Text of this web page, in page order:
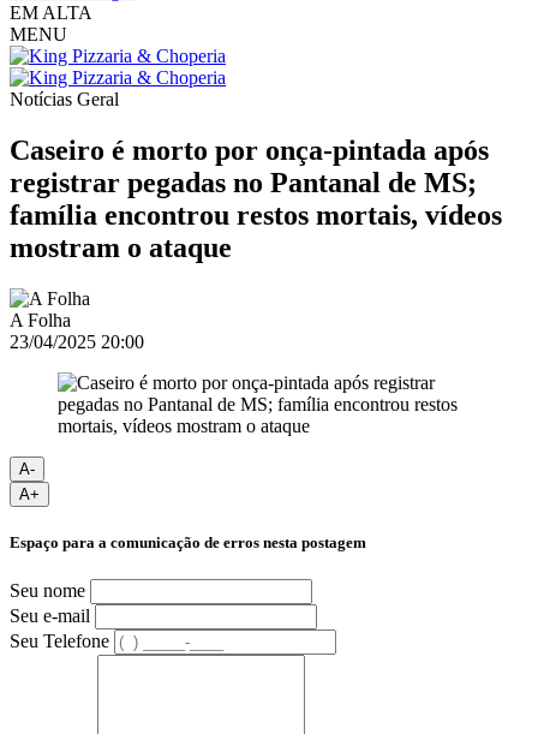
EM ALTA
MENU
Notícias Geral
Caseiro é morto por onça-pintada após
registrar pegadas no Pantanal de MS;
família encontrou restos mortais, vídeos
mostram o ataque
A Folha
23/04/2025 20:00
A-
A+
Espaço para a comunicação de erros nesta postagem
Seu nome
Seu e-mail
Seu Telefone